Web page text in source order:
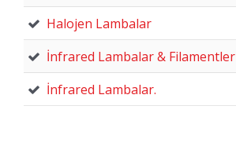
Halojen Lambalar
İnfrared Lambalar & Filamentler
İnfrared Lambalar.